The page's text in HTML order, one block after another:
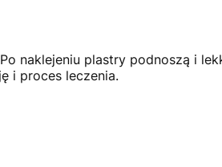
naklejeniu plastry podnoszą i
i proces leczenia.